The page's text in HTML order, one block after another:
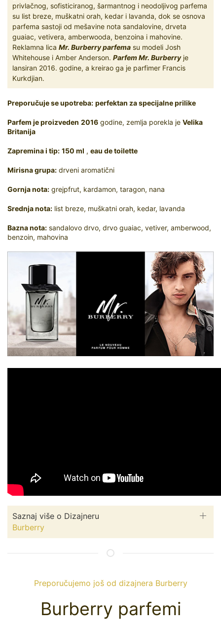
privlačnog, sofisticiranog, šarmantnog i neodoljivog parfema
su list breze, muškatni orah, kedar i lavanda, dok se osnova
parfema sastoji od mešavine nota sandalovine, drveta
guaiac, vetivera, amberwooda, benzoina i mahovine.
Reklamna lica Mr. Burberry parfema su modeli Josh
Whitehouse i Amber Anderson. Parfem Mr. Burberryje
lansiran 2016. godine, a kreirao ga je parfimer Francis
Kurkdjian.
Preporučuje se upotreba: perfektan za specijalne prilike
Parfem je proizveden 2016 godine, zemlja porekla je Velika
Britanija
Zapremina i tip: 150 ml , eau de toilette
Mirisna grupa: drveni aromatični
Gornja nota: grejpfrut, kardamon, taragon, nana
Srednja nota: list breze, muškatni orah, kedar, lavanda
Bazna nota: sandalovo drvo, drvo guaiac, vetiver, amberwood,
benzoin, mahovina
Saznaj više o Dizajneru
Burberry
Preporučujemo još od dizajnera Burberry
Burberry parfemi